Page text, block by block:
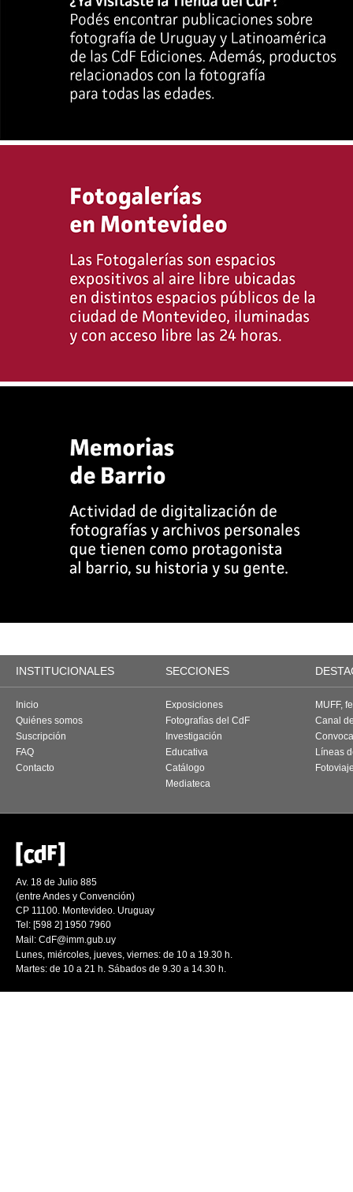
INSTITUCIONALES SECCIONES
Inicio
Quiénes somos
Suscripción
FAQ
Contacto
Exposiciones
Fotografías del CdF
Investigación
Educativa
Catálogo
Mediateca
MUFF,
Canal
Líneas
Av. 18 de Julio 885
(entre Andes y Convención)
CP 11100. Montevideo. Uruguay
Tel: [598 2] 1950 7960
Mail: CdF@imm.gub.uy
Lunes, miércoles, jueves, viernes: de 10 a 19.30 h.
Martes: de 10 a 21 h. Sábados de 9.30 a 14.30 h.